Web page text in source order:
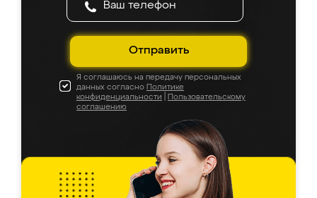
Отправить
Я соглашаюсь на передачу персональных
данных согласно Политике
конфиденциальности
Пользовательскому
соглашению